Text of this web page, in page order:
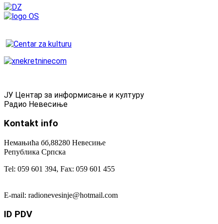
ЈУ Центар за информисање и културу
Радио Невесиње
Kontakt info
Немањића бб,88280 Невесиње
Република Српска
Tel: 059 601 394, Fax: 059 601 455
E-mail: radionevesinje@hotmail.com
ID PDV